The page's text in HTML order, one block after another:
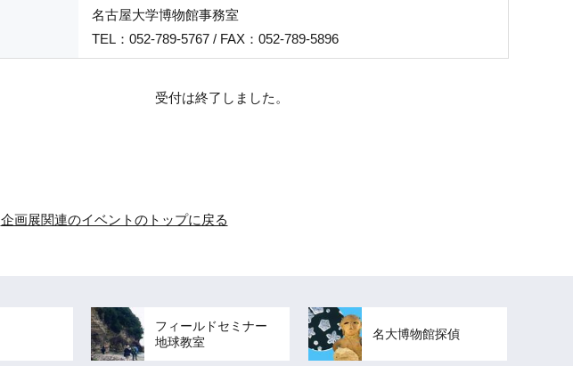
名古屋大学博物館事務室
TEL：052-789-5767 / FAX：052-789-5896
受付は終了しました。
企画展関連のイベントのトップに戻る
フィールドセミナー
地球教室
名大博物館探偵